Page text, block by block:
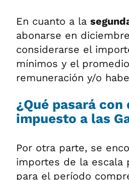
En cuanto a la
abonarse en
considerarse el
mínimos y el
remuneración y/o
¿Qué pasará
impuesto a las
Por otra parte, se
importes de la escala
para el período